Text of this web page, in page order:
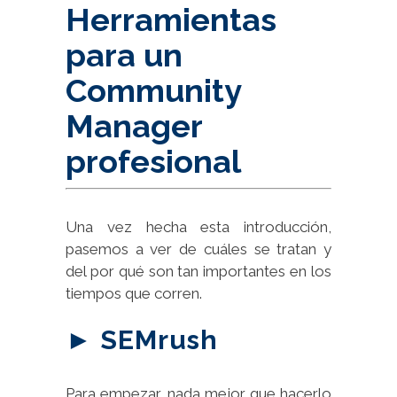
Herramientas
para un
Community
Manager
profesional
Una vez hecha esta introducción,
pasemos a ver de cuáles se tratan y
del por qué son tan importantes en los
tiempos que corren.
► SEMrush